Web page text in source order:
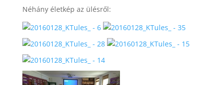
Néhány életkép az ülésről: